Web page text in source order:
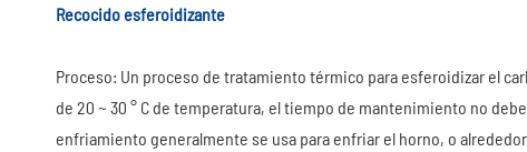
Recocido esferoidizante
Proceso: Un proceso de tratamiento térmico para esferoidizar el
de 20 ~ 30 ° C de temperatura, el tiempo de mantenimiento no
enfriamiento generalmente se usa para enfriar el horno, o